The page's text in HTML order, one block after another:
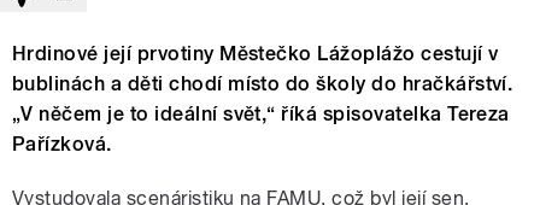
Hrdinové její prvotiny Městečko Lážoplážo cestují v
bublinách a děti chodí místo do školy do hračkářství.
„V něčem je to ideální svět,“ říká spisovatelka Tereza
Pařízková.
Vystudovala scenáristiku na FAMU, což byl její sen.